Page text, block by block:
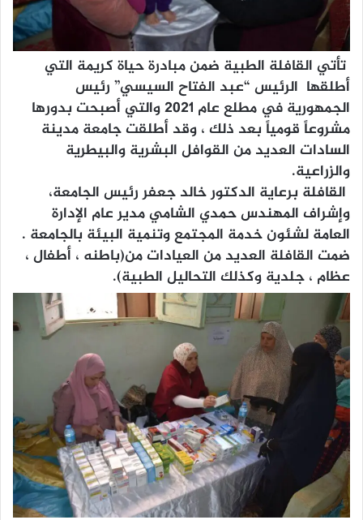
تأتي القافلة الطبية ضمن مبادرة حياة كريمة التي
أطلقها الرئيس “عبد الفتاح السيسي” رئيس
الجمهورية في مطلع عام ٢٠٢١ والتي أصبحت بدورها
مشروعاً قومياً بعد ذلك ، وقد أطلقت جامعة مدينة
السادات العديد من القوافل البشرية والبيطرية
والزراعية.
القافلة برعاية الدكتور خالد جعفر رئيس الجامعة،
وإشراف المهندس حمدي الشامي مدير عام الإدارة
العامة لشئون خدمة المجتمع وتنمية البيئة بالجامعة .
ضمت القافلة العديد من العيادات من(باطنه ، أطفال ،
عظام ، جلدية وكذلك التحاليل الطبية).